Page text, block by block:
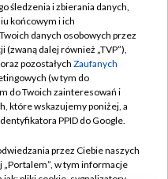
TVP
śledzenia i zbierania danych,
końcowym i ich
danych osobowych przez
(zwaną dalej również „TVP”),
oraz pozostałych Zaufanych
(w tym do
do Twoich zainteresowań i
które wskazujemy poniżej, a
PPID do Google.
przez Ciebie naszych
„Portalem”, w tym informacje